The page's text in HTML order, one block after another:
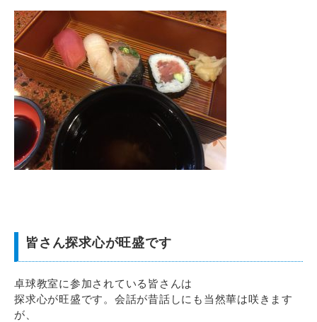
皆さん探求心が旺盛です
卓球教室に参加されている皆さんは
探求心が旺盛です。会話が昔話しにも当然華は咲きます
が、